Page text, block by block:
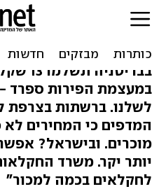
מחירי
לא יותר זול
במעצמת הפירות ספרד -
לשלנו. ברשתות בצרפת
המדפים כי המחירים
מוכרים. ובישראל?
יותר יקר. משרד
לחקלאים בכמה למכור"